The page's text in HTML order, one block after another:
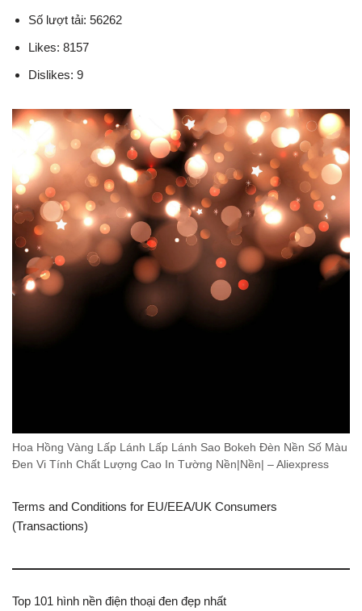
Số lượt tải: 56262
Likes: 8157
Dislikes: 9
Hoa Hồng Vàng Lấp Lánh Lấp Lánh Sao Bokeh Đèn Nền Số Màu
Đen Vi Tính Chất Lượng Cao In Tường Nền|Nền| – Aliexpress
Terms and Conditions for EU/EEA/UK Consumers
(Transactions)
Top 101 hình nền điện thoại đen đẹp nhất